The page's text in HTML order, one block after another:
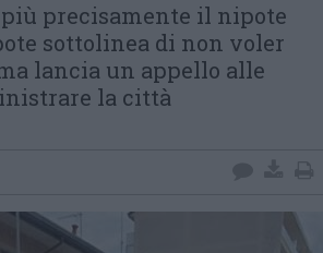
precisamente il nipote
sottolinea di non voler
lancia un appello alle
la città